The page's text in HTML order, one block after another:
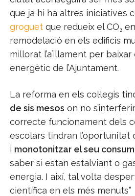
que ja hi ha altres iniciatives
groguet que redueix el CO₂
remodelació en els edificis
millorat l’aïllament per baixar
energètic de l’Ajuntament.
La reforma en els col·legis
de sis mesos on no
correcte funcionament dels
escolars tindran l’oportunitat
i monotonitzar el seu
saber si estan estalviant o
energia. I així, tal volta
científica en els més menuts”